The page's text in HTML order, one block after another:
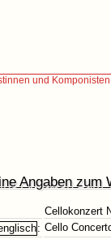
und Komponisten
Angaben zum
Cellokonzert
: Cello